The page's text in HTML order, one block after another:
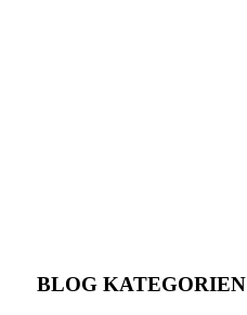
BLOG KATEGORIEN